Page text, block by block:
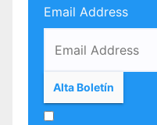
Email Address